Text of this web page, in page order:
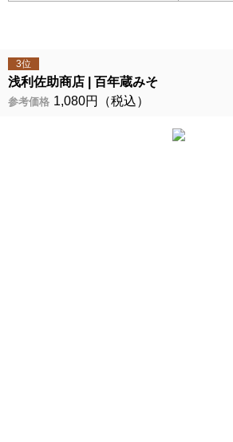
3位
浅利佐助商店 百年蔵みそ
参考価格 1,080円（税込）